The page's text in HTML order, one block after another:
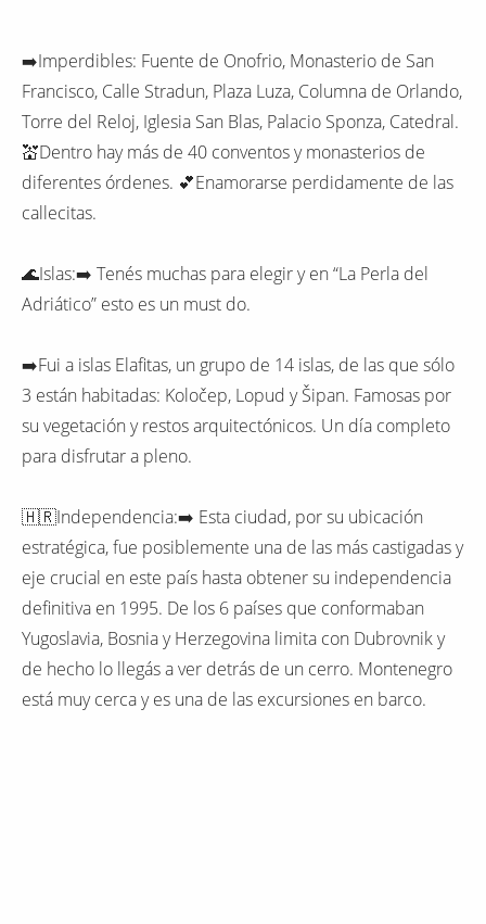
➡️Imperdibles: Fuente de Onofrio, Monasterio de San
Francisco, Calle Stradun, Plaza Luza, Columna de Orlando,
Torre del Reloj, Iglesia San Blas, Palacio Sponza, Catedral.
💒Dentro hay más de 40 conventos y monasterios de
diferentes órdenes. 💕Enamorarse perdidamente de las
callecitas.
🌊Islas:➡️ Tenés muchas para elegir y en “La Perla del
Adriático” esto es un must do.
➡️Fui a islas Elafitas, un grupo de 14 islas, de las que sólo
3 están habitadas: Koločep, Lopud y Šipan. Famosas por
su vegetación y restos arquitectónicos. Un día completo
para disfrutar a pleno.
🇭🇷Independencia:➡️ Esta ciudad, por su ubicación
estratégica, fue posiblemente una de las más castigadas y
eje crucial en este país hasta obtener su independencia
definitiva en 1995. De los 6 países que conformaban
Yugoslavia, Bosnia y Herzegovina limita con Dubrovnik y
de hecho lo llegás a ver detrás de un cerro. Montenegro
está muy cerca y es una de las excursiones en barco.